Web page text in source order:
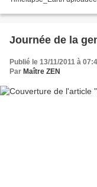
Journée de la
Publié le 13/11/2011 à
Par Maître ZEN